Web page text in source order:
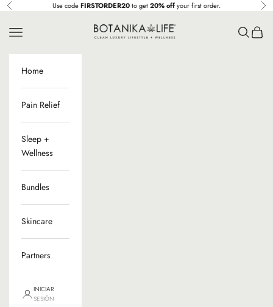
Ir al contenido
Anterior Use codeFIRSTORDER20to get20% offyour first order.
Botanika Life
Menú Buscar
Cesta
Home
Pain Relief
Sleep +
Wellness
Bundles
Skincare
Partners
INICIAR
SESIÓN